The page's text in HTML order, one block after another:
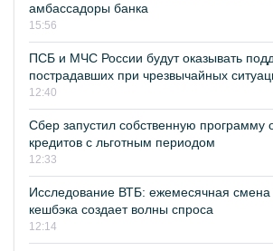
амбассадоры банка
15:56
ПСБ и МЧС России будут оказывать
пострадавших при чрезвычайных
12:40
Сбер запустил собственную программу
кредитов с льготным периодом
12:33
Исследование ВТБ: ежемесячная смена
кешбэка создает волны спроса
12:14